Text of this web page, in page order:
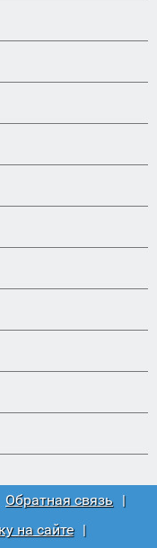
Обратная связь |
на сайте
|